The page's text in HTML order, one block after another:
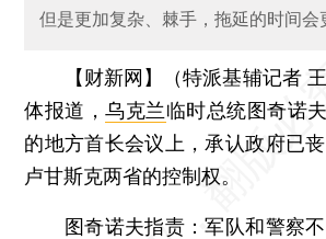
但是更加复杂、棘手，拖延的时间会
【财新网】（特派基辅记者
体报道，乌克兰临时总统图奇诺
的地方首长会议上，承认政府已
卢甘斯克两省的控制权。
图奇诺夫指责：军队和警察不